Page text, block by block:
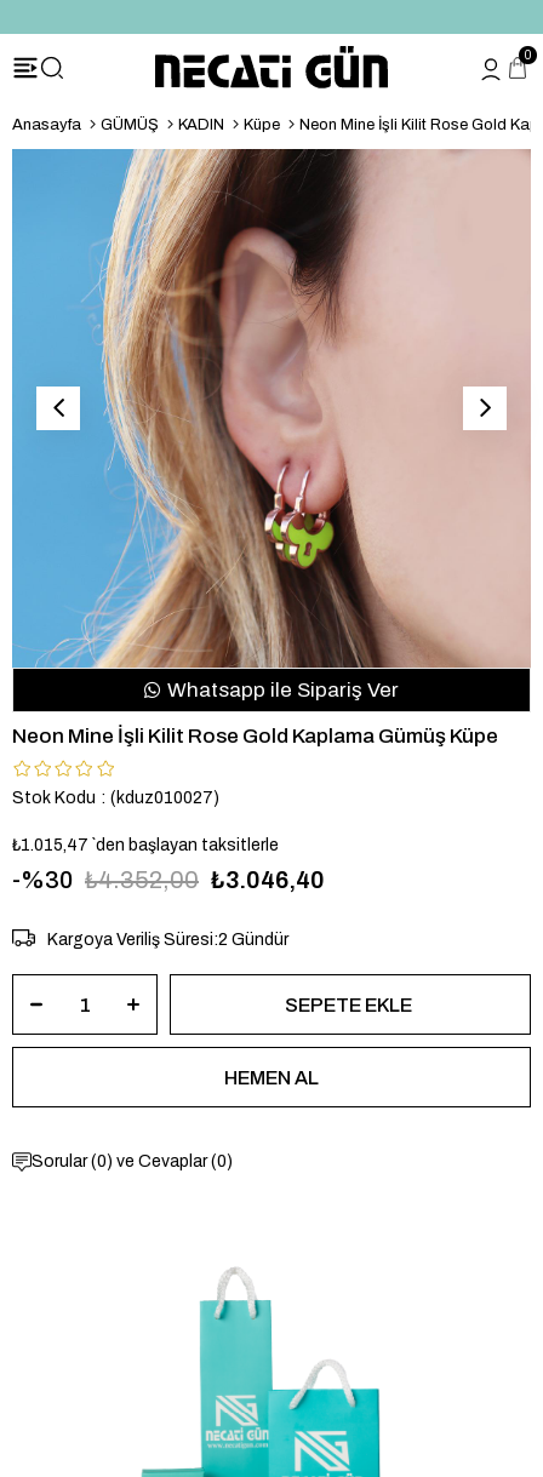
0
Anasayfa GÜMÜŞ KADIN Küpe Neon Mine İşli Kilit Rose Gold
Whatsapp ile Sipariş Ver
Neon Mine İşli Kilit Rose Gold Kaplama Gümüş Küpe
Stok Kodu (kduz010027)
₺1.015,47 `den başlayan taksitlerle
30 ₺4.352,00 ₺3.046,40
Kargoya Veriliş Süresi:2 Gündür
Sorular (0) ve Cevaplar (0)